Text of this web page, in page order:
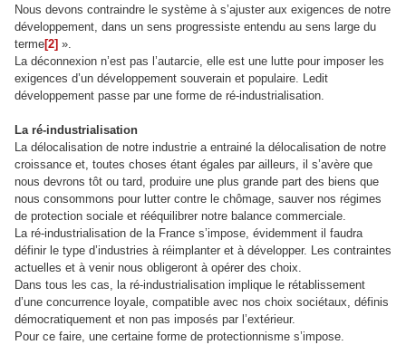
Nous devons contraindre le système à s’ajuster aux exigences de notre
développement, dans un sens progressiste entendu au sens large du
terme[2] ».
La déconnexion n’est pas l’autarcie, elle est une lutte pour imposer les
exigences d’un développement souverain et populaire. Ledit
développement passe par une forme de ré-industrialisation.
La ré-industrialisation
La délocalisation de notre industrie a entrainé la délocalisation de notre
croissance et, toutes choses étant égales par ailleurs, il s’avère que
nous devrons tôt ou tard, produire une plus grande part des biens que
nous consommons pour lutter contre le chômage, sauver nos régimes
de protection sociale et rééquilibrer notre balance commerciale.
La ré-industrialisation de la France s’impose, évidemment il faudra
définir le type d’industries à réimplanter et à développer. Les contraintes
actuelles et à venir nous obligeront à opérer des choix.
Dans tous les cas, la ré-industrialisation implique le rétablissement
d’une concurrence loyale, compatible avec nos choix sociétaux, définis
démocratiquement et non pas imposés par l’extérieur.
Pour ce faire, une certaine forme de protectionnisme s’impose.